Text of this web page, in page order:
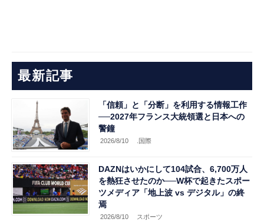
最新記事
「信頼」と「分断」を利用する情報工作
──2027年フランス大統領選と日本への
警鐘
2026/8/10 .国際
DAZNはいかにして104試合、6,700万人
を熱狂させたのか──W杯で起きたスポー
ツメディア「地上波 vs デジタル」の終
焉
2026/8/10 スポーツ